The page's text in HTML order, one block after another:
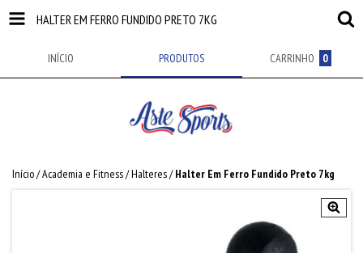
HALTER EM FERRO FUNDIDO PRETO 7KG
INÍCIO PRODUTOS CARRINHO 0
Início/Academia e Fitness/Halteres/ Halter Em Ferro Fundido Preto 7kg